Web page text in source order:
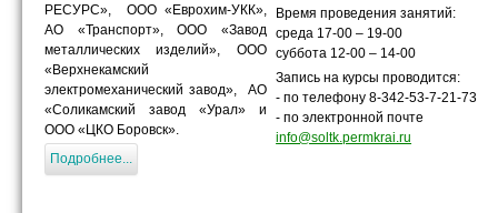
РЕСУРС», ООО «Еврохим-УКК»,
АО «Транспорт», ООО «Завод
металлических изделий», ООО
«Верхнекамский
электромеханический завод», АО
«Соликамский завод «Урал» и
ООО «ЦКО Боровск».
Подробнее...
Время проведения занятий:
среда 17-00 – 19-00
суббота 12-00 – 14-00
Запись на курсы проводится:
- по телефону 8-342-53-7-21-73
- по электронной почте
info@soltk.permkrai.ru